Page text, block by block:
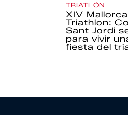
TRIATLÓN
XIV
Triathlon:
Sant Jordi
para vivir
fiesta del